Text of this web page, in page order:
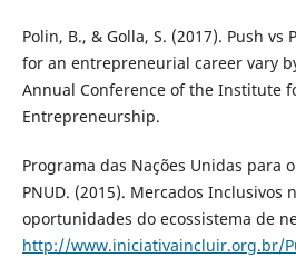
Polin, B., & Golla, S. (2017). Push
for an entrepreneurial career vary
Annual Conference of the Institute
Entrepreneurship.
Programa das Nações Unidas para
PNUD. (2015). Mercados Inclusivos
oportunidades do ecossistema de
http://www.iniciativaincluir.org.br/